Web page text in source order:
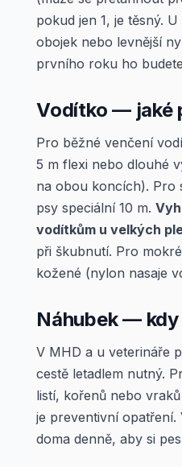
pokud jen 1, je těsný.
obojek nebo levnější
prvního roku ho
Vodítko — jaké
Pro běžné venčení
5 m flexi nebo dlouhé
na obou koncích). Pro
psy speciální 10 m.
vodítkům u velkých
při škubnutí. Pro
kožené (nylon nasaje
Náhubek —
V MHD a u veterináře
cestě letadlem nutný.
listí, kořenů nebo
je preventivní opatření.
doma denně, aby si